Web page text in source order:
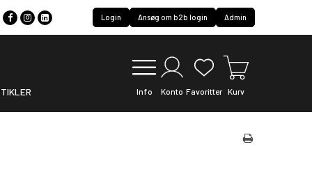
Login Ansøg om b2b login Admin
Info Konto Favoritter Kurv